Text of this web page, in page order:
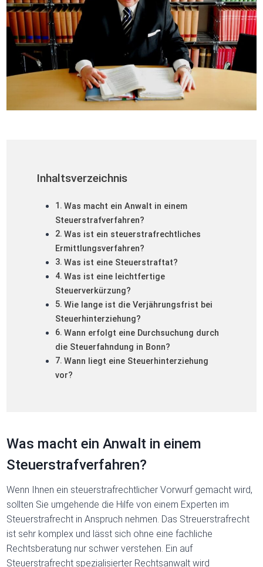
Inhaltsverzeichnis
Was macht ein Anwalt in einem
Steuerstrafverfahren?
Was ist ein steuerstrafrechtliches
Ermittlungsverfahren?
Was ist eine Steuerstraftat?
Was ist eine leichtfertige
Steuerverkürzung?
Wie lange ist die Verjährungsfrist bei
Steuerhinterziehung?
Wann erfolgt eine Durchsuchung durch
die Steuerfahndung in Bonn?
Wann liegt eine Steuerhinterziehung
vor?
Was macht ein Anwalt in einem
Steuerstrafverfahren?
Wenn Ihnen ein steuerstrafrechtlicher Vorwurf gemacht wird,
sollten Sie umgehende die Hilfe von einem Experten im
Steuerstrafrecht in Anspruch nehmen. Das Streuerstrafrecht
ist sehr komplex und lässt sich ohne eine fachliche
Rechtsberatung nur schwer verstehen. Ein auf
Steuerstrafrecht spezialisierter Rechtsanwalt wird